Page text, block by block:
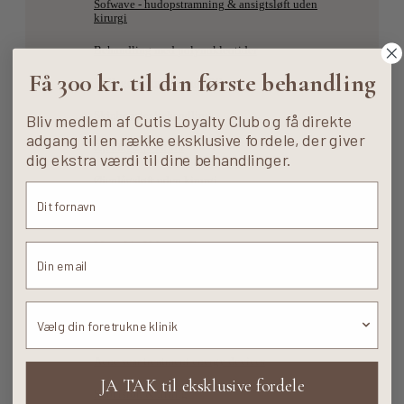
Sofwave - hudopstramning & ansigtsløft uden
kirurgi
Behandling med polynukleotider
Kollagen-stimulerende filler
Skinbooster behandling
Øjenlågsoperation
Øjenlågsløft uden kirurgi
Fuld laser resurfacing
Meso Lip Volumen Booster
Acne scar treatment energy devices
Subcision & filling
Få 300 kr. til din første behandling
Bliv medlem af Cutis Loyalty Club og få direkte
adgang til en række eksklusive fordele, der giver
dig ekstra værdi til dine behandlinger.
JA TAK til eksklusive fordele